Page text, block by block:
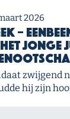
2026
–
het Jonge
zwijgend
hij zijn